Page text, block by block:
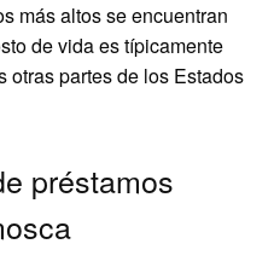
más altos se encuentran
de vida es típicamente
otras partes de los Estados
préstamos